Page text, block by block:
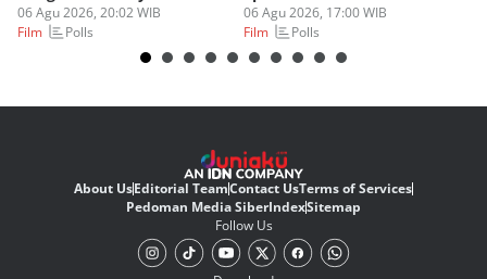
06 Agu 2026, 20:02 WIB
Film
Polls
Day?
06 Agu 2026, 17:00 WIB
Film
Polls
About UsEditorial TeamContact UsTerms of Services
Pedoman Media SiberIndexSitemap
Follow Us